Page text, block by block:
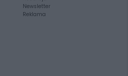
Newsletter
Reklama